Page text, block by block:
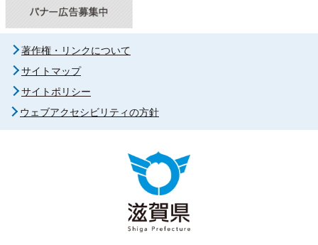
著作権・リンクについて
サイトマップ
サイトポリシー
ウェブアクセシビリティの方針